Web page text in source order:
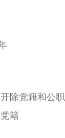
除党籍和公职
籍